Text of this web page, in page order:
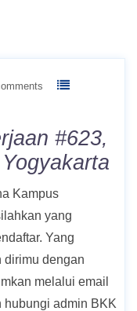
#623,
Kampus
yang
Yang
dirimu dengan
melalui email
hubungi admin BKK